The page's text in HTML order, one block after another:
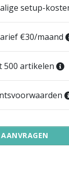
setup-
€30/maand
500 artikelen